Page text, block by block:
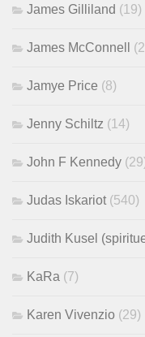
James Gilliland (19)
James McConnell
Jamye Price (8)
Jenny Schiltz (14)
John F Kennedy
Judas Iskariot (540)
Judith Kusel
KaRa (7)
Karen Vivenzio (29)